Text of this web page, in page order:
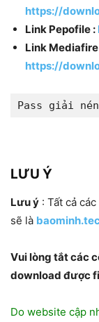
https://
Link Pepofile :
Link Mediafire
https://
Pass giải nén
LƯU Ý
Lưu ý : Tất cả
sẽ là
Vui lòng tắt các
download được
Do website cập